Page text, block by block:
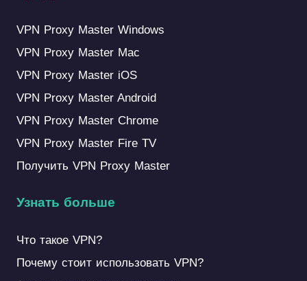
VPN Proxy Master Windows
VPN Proxy Master Mac
VPN Proxy Master iOS
VPN Proxy Master Android
VPN Proxy Master Chrome
VPN Proxy Master Fire TV
Получить VPN Proxy Master
Узнать больше
Что такое VPN?
Почему стоит использовать VPN?